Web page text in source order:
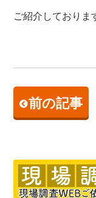
ご紹介しておりま
前の記事